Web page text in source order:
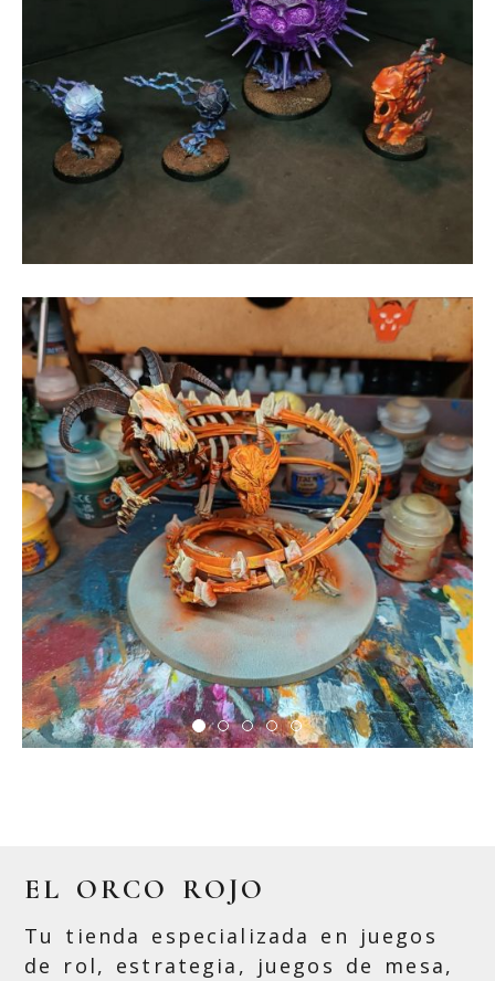
Figuras de wargame
Figura de resina de dragón
naranja
EL ORCO ROJO
Tu tienda especializada en juegos
de rol, estrategia, juegos de mesa,